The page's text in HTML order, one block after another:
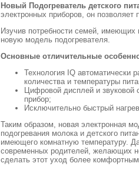
Новый Подогреватель детского
электронных приборов, он позволяет
Изучив потребности семей, имеющих
новую модель подогревателя.
Основные отличительные
Технология IQ автоматически
количества и температуры
Цифровой дисплей и звуковой
прибор;
Исключительно быстрый
Таким образом, новая электронная
подогревания молока и детского
имеющего комнатную температуру.
современных родителей, желающих
сделать этот уход более